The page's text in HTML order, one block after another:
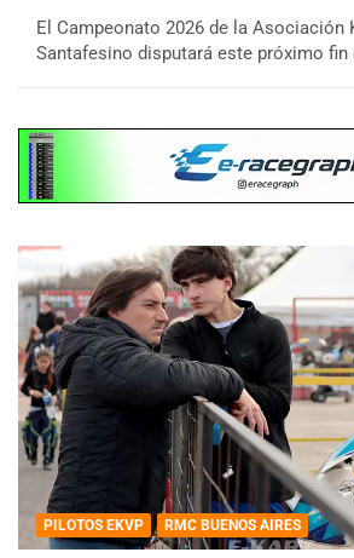
El Campeonato 2026 de la Asociación
Santafesino disputará este próximo fin
PILOTOS EKVP RMC BUENOS AIRES